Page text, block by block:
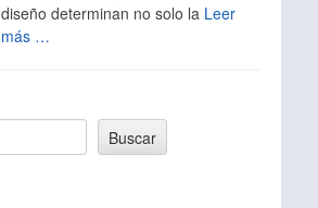
diseño determinan no solo la Leer
más …
Buscar